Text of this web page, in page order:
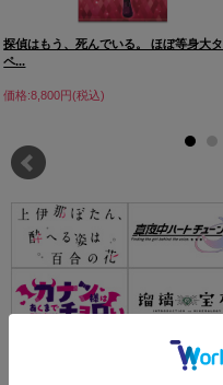
探偵はもう、死んでいる。 ほぼ等身大タ
ペ...
価格:8,800円(税込)